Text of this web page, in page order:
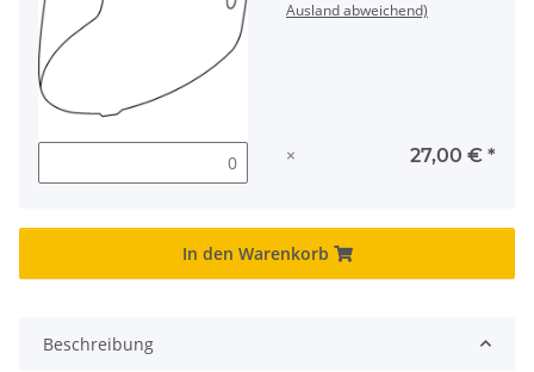
Ausland abweichend)
× 27,00 € *
In den Warenkorb
Beschreibung